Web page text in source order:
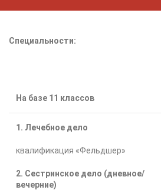
Специальности:
На базе 11 классов
1. Лечебное дело
квалификация «Фельдшер»
2. Сестринское дело (дневное/
вечерние)